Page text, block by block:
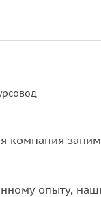
компания
опыту,